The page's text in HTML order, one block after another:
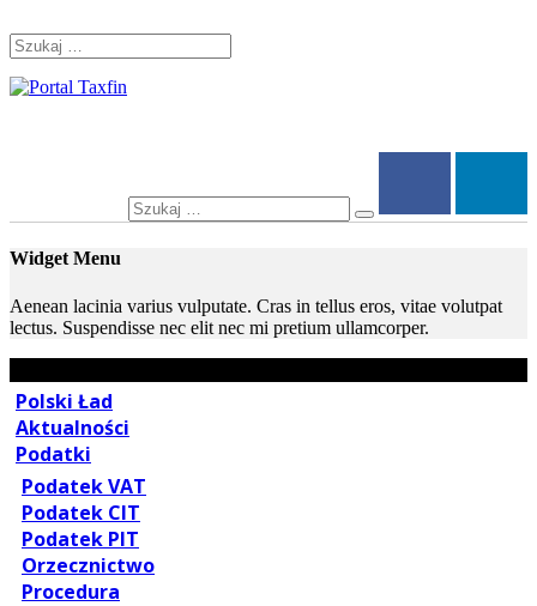
to
navigation
to
content
Szukaj:
Orzeczenia
NSA
i
WSA
–
Taxfin.pl
Search
for:
Szukaj
Widget Menu
Aenean lacinia varius vulputate. Cras in tellus eros, vitae volutpat
lectus. Suspendisse nec elit nec mi pretium ullamcorper.
Polski Ład
Aktualności
Podatki
Podatek VAT
Podatek CIT
Podatek PIT
Orzecznictwo
Procedura